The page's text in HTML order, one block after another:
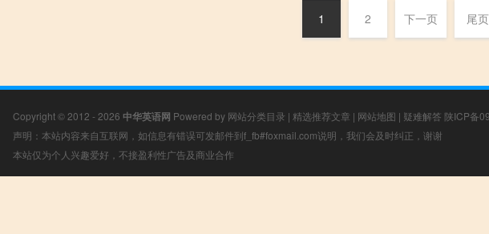
1 2 下一页 尾页
Copyright © 2012 - 2026 中华英语网 Powered by 网站分类目录 | 精选推荐文章 | 网站地图 | 疑难解答 陕ICP备
声明：本站内容来自互联网，如信息有错误可发邮件到f_fb#foxmail.com说明，我们会及时纠正，谢谢
本站仅为个人兴趣爱好，不接盈利性广告及商业合作